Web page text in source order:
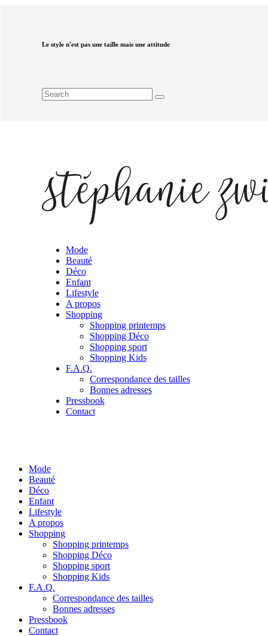
Le style n'est pas une taille mais une attitude
Mode
Beauté
Déco
Enfant
Lifestyle
A propos
Shopping
Shopping printemps
Shopping Déco
Shopping sport
Shopping Kids
F.A.Q.
Correspondance des tailles
Bonnes adresses
Pressbook
Contact
Mode
Beauté
Déco
Enfant
Lifestyle
A propos
Shopping
Shopping printemps
Shopping Déco
Shopping sport
Shopping Kids
F.A.Q.
Correspondance des tailles
Bonnes adresses
Pressbook
Contact